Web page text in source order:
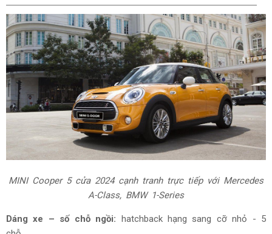
MINI Cooper 5 cửa 2024 cạnh tranh trực tiếp với Mercedes
A-Class, BMW 1-Series
Dáng xe – số chỗ ngồi: hatchback hạng sang cỡ nhỏ - 5